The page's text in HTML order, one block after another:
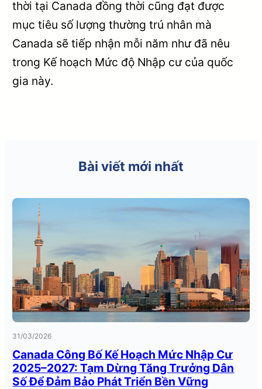
thời tại Canada đồng thời cũng đạt được
mục tiêu số lượng thường trú nhân mà
Canada sẽ tiếp nhận mỗi năm như đã nêu
trong Kế hoạch Mức độ Nhập cư của quốc
gia này.
Bài viết mới nhất
31/03/2026
Canada Công Bố Kế Hoạch Mức Nhập Cư
2025–2027: Tạm Dừng Tăng Trưởng Dân
Số Để Đảm Bảo Phát Triển Bền Vững